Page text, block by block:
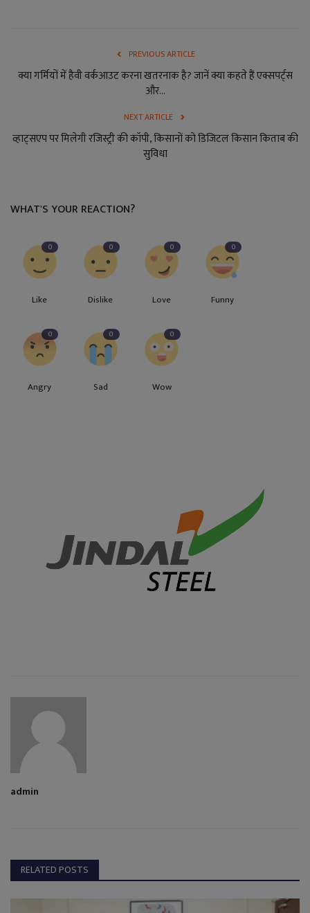
PREVIOUS ARTICLE
क्या गर्मियों में हैवी वर्कआउट करना खतरनाक है? जानें क्या कहते हैं एक्सपर्ट्स
और...
NEXT ARTICLE
व्हाट्सएप पर मिलेगी रजिस्ट्री की कॉपी, किसानों को डिजिटल किसान किताब की
सुविधा
WHAT'S YOUR REACTION?
0
Like
0
Dislike
0
Love
0
Funny
0
Angry
0
Sad
0
Wow
admin
RELATED POSTS